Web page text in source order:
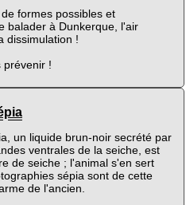
formes possibles et
balader à Dunkerque, l'air
dissimulation !
prévenir !
un liquide brun-noir secrété par
ventrales de la seiche, est
de seiche ; l'animal s'en sert
sépia sont de cette
de l'ancien.